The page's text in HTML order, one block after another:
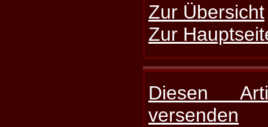
Zur Übersicht
Zur
Diesen
versenden